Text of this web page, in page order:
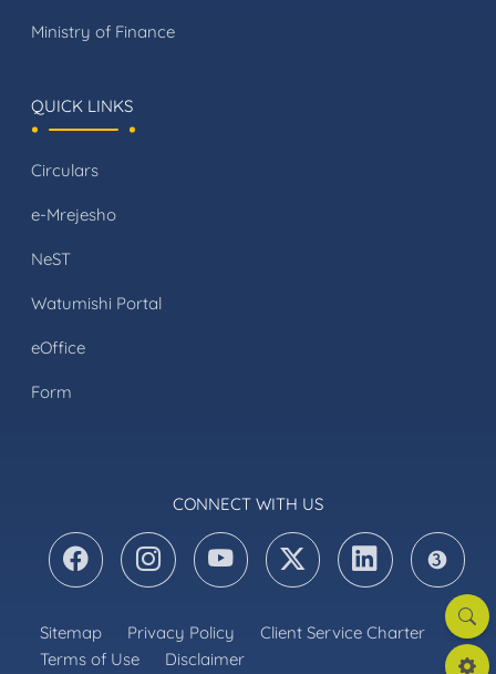
Ministry of Finance
QUICK LINKS
Circulars
e-Mrejesho
NeST
Watumishi Portal
eOffice
Form
CONNECT WITH US
Sitemap Privacy Policy
Client Service Charter
Terms of Use
Disclaimer